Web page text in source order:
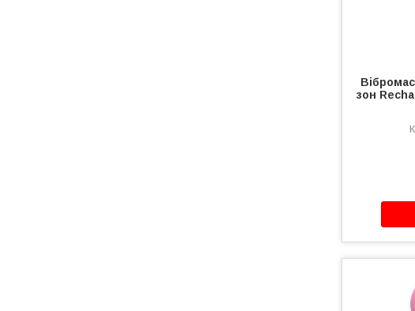
зон